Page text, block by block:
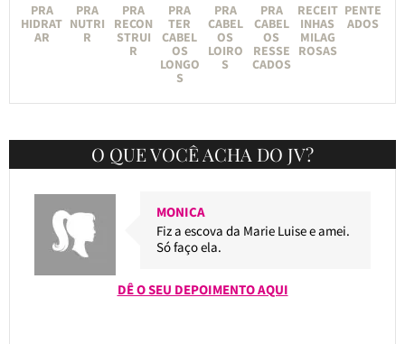
PRA
HIDRAT
AR
PRA
NUTRI
R
PRA
RECON
STRUI
R
PRA
TER
CABEL
OS
LONGO
S
PRA
CABEL
OS
LOIRO
S
PRA
CABEL
OS
RESSE
CADOS
RECEIT
INHAS
MILAG
ROSAS
PENTE
ADOS
O QUE VOCÊ ACHA DO JV?
MONICA
Fiz a escova da Marie Luise e amei.
Só faço ela.
DÊ O SEU DEPOIMENTO AQUI